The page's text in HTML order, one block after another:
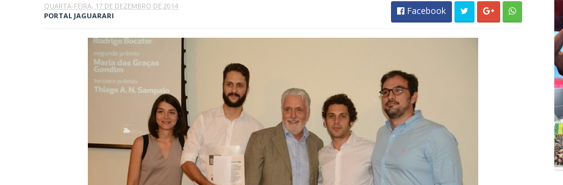
QUARTA-FEIRA, 17 DE DEZEMBRO DE 2014
PORTAL JAGUARARI
Facebook